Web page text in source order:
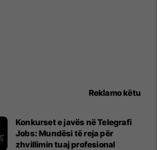
Reklamo këtu
Konkurset e javës në Telegrafi
Jobs: Mundësi të reja për
zhvillimin tuaj profesional